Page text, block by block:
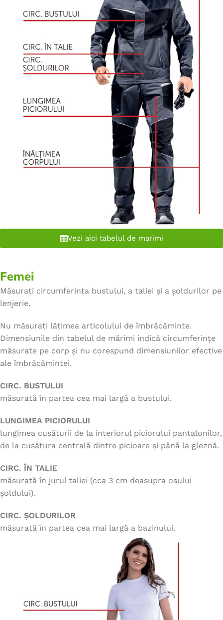
Vezi aici tabelul de marimi
Femei
Măsurați circumferința bustului, a taliei și a șoldurilor pe
lenjerie.
Nu măsurați lățimea articolului de îmbrăcăminte.
Dimensiunile din tabelul de mărimi indică circumferințe
măsurate pe corp și nu corespund dimensiunilor efective
ale îmbrăcămintei.
CIRC. BUSTULUI
măsurată în partea cea mai largă a bustului.
LUNGIMEA PICIORULUI
lungimea cusăturii de la interiorul piciorului pantalonilor,
de la cusătura centrală dintre picioare și până la gleznă.
CIRC. ÎN TALIE
măsurată în jurul taliei (cca 3 cm deasupra osului
șoldului).
CIRC. ȘOLDURILOR
măsurată în partea cea mai largă a bazinului.